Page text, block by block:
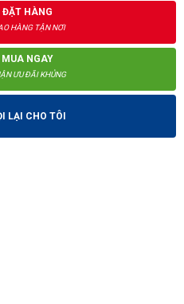
ĐẶT HÀNG
HÀNG TẬN NƠI
MUA NGAY
ƯU ĐÃI KHỦNG
LẠI CHO TÔI